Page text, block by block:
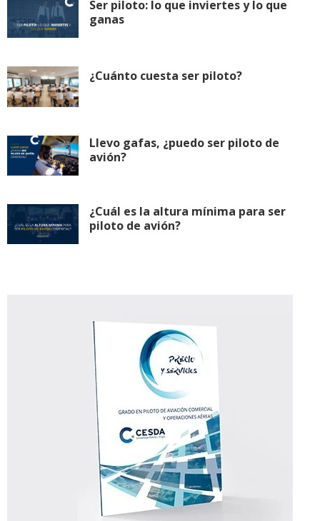
Ser piloto: lo que inviertes y lo que
ganas
¿Cuánto cuesta ser piloto?
Llevo gafas, ¿puedo ser piloto de
avión?
¿Cuál es la altura mínima para ser
piloto de avión?